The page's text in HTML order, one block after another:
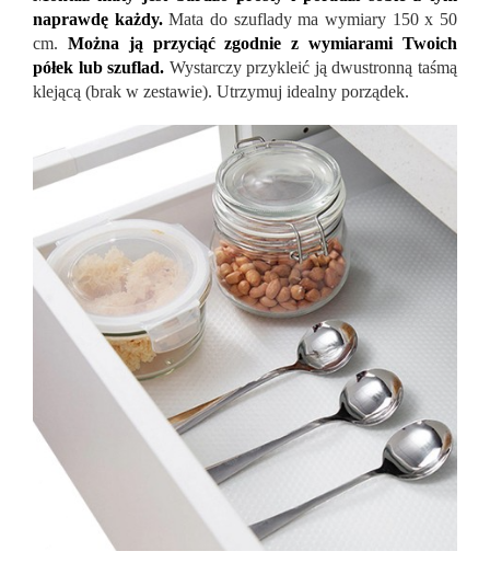
naprawdę każdy.Mata do szuflady ma wymiary 150 x 50
cm. Można ją przyciąć zgodnie z wymiarami Twoich
półek lub szuflad. Wystarczy przykleić ją dwustronną taśmą
klejącą (brak w zestawie). Utrzymuj idealny porządek.